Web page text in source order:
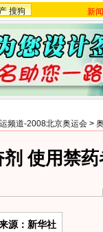
搜狗 新闻
频道-2008北京奥运会 >
使用禁
源：新华社